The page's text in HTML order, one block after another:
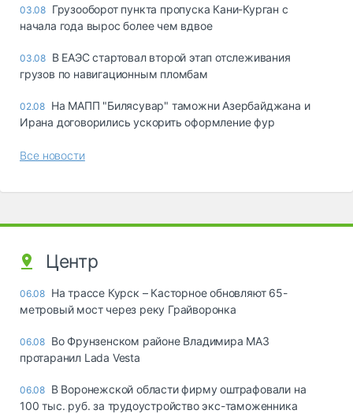
03.08 Грузооборот пункта пропуска Кани-Курган с
начала года вырос более чем вдвое
03.08 В ЕАЭС стартовал второй этап отслеживания
грузов по навигационным пломбам
02.08 На МАПП "Билясувар" таможни Азербайджана и
Ирана договорились ускорить оформление фур
Все новости
Центр
06.08 На трассе Курск – Касторное обновляют 65-
метровый мост через реку Грайворонка
06.08 Во Фрунзенском районе Владимира МАЗ
протаранил Lada Vesta
06.08 В Воронежской области фирму оштрафовали на
100 тыс. руб. за трудоустройство экс-таможенника